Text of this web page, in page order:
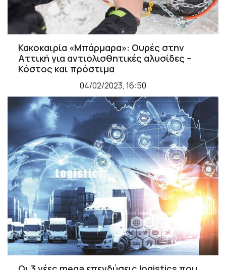
Κακοκαιρία «Μπάρμαρα»: Ουρές στην
Αττική για αντιολισθητικές αλυσίδες –
Κόστος και πρόστιμα
04/02/2023, 16:50